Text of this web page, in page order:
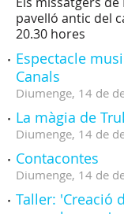
pavelló antic del
20.30 hores
Espectacle
Canals
Diumenge, 14 de
La màgia de
Diumenge, 14 de
Contacontes
Diumenge, 14 de
Taller: 'Creació